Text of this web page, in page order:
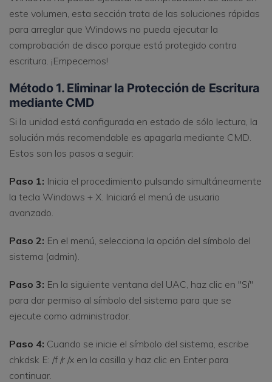
este volumen, esta sección trata de las soluciones rápidas
para arreglar que Windows no pueda ejecutar la
comprobación de disco porque está protegido contra
escritura. ¡Empecemos!
Método 1. Eliminar la Protección de Escritura
mediante CMD
Si la unidad está configurada en estado de sólo lectura, la
solución más recomendable es apagarla mediante CMD.
Estos son los pasos a seguir:
Paso 1: Inicia el procedimiento pulsando simultáneamente
la tecla Windows + X. Iniciará el menú de usuario
avanzado.
Paso 2: En el menú, selecciona la opción del símbolo del
sistema (admin).
Paso 3: En la siguiente ventana del UAC, haz clic en "Sí"
para dar permiso al símbolo del sistema para que se
ejecute como administrador.
Paso 4: Cuando se inicie el símbolo del sistema, escribe
chkdsk E: /f /r /x en la casilla y haz clic en Enter para
continuar.